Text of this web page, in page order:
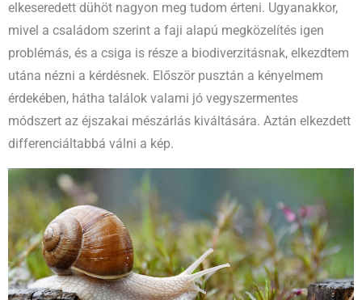
elkeseredett dühöt nagyon meg tudom érteni. Ugyanakkor,
mivel a családom szerint a faji alapú megközelítés igen
problémás, és a csiga is része a biodiverzitásnak, elkezdtem
utána nézni a kérdésnek. Először pusztán a kényelmem
érdekében, hátha találok valami jó vegyszermentes
módszert az éjszakai mészárlás kiváltására. Aztán elkezdett
differenciáltabbá válni a kép.